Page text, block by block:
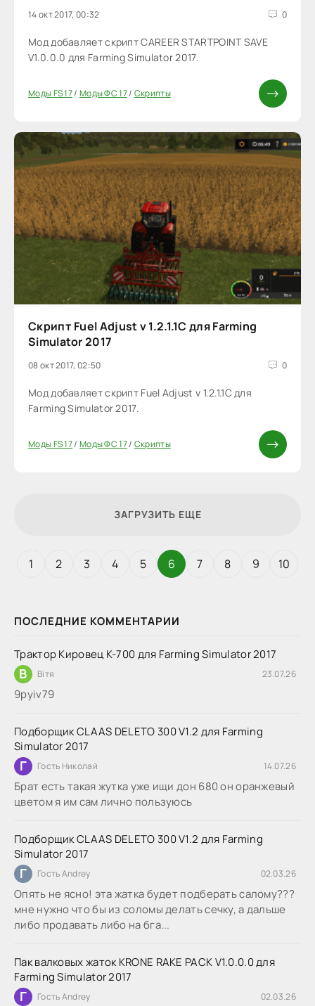
ПОСЛЕДНИЕ КОММЕНТАРИИ
Трактор Кировец К-700 для Farming Simulator 2017
В Вітя 23.07.26
9руіv79
Подборщик CLAAS DELETO 300 V1.2 для Farming
Simulator 2017
Г Гость Николай 14.07.26
Брат есть такая жутка уже ищи дон 680 он оранжевый
цветом я им сам лично пользуюсь
Подборщик CLAAS DELETO 300 V1.2 для Farming
Simulator 2017
Г Гость Andrey 02.03.26
Опять не ясно! эта жатка будет подберать салому???
мне нужно что бы из соломы делать сечку, а дальше
либо продавать либо на бга...
Пак валковых жаток KRONE RAKE PACK V1.0.0.0 для
Farming Simulator 2017
Г Гость Andrey 02.03.26
14 окт 2017, 00:32 0
Мод добавляет скрипт CAREER STARTPOINT SAVE
V1.0.0.0 для Farming Simulator 2017.
Моды FS 17/ Моды ФС 17/ Скрипты
Скрипт Fuel Adjust v 1.2.1.1C для Farming
Simulator 2017
08 окт 2017, 02:50 0
Мод добавляет скрипт Fuel Adjust v 1.2.1.1C для
Farming Simulator 2017.
Моды FS 17/ Моды ФС 17/ Скрипты
ЗАГРУЗИТЬ ЕЩЕ
1 2 3 4 5 6 7 8 9 10